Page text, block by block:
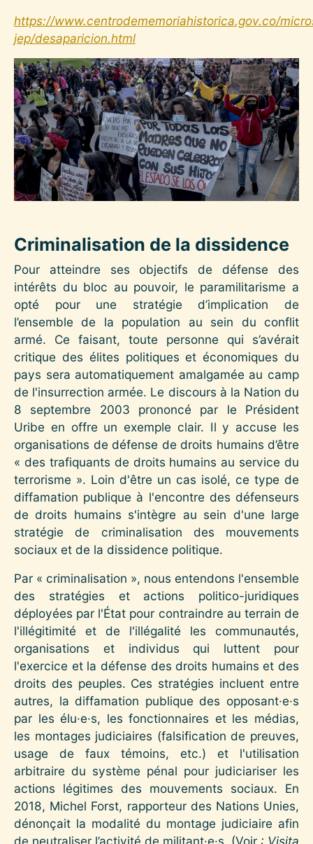
https://www.centrodememoriahistorica.gov.co/
jep/desaparicion.html
Image
Criminalisation de la dissidence
Pour atteindre ses objectifs de défense des
intérêts du bloc au pouvoir, le paramilitarisme a
opté pour une stratégie d’implication de
l’ensemble de la population au sein du conflit
armé. Ce faisant, toute personne qui s’avérait
critique des élites politiques et économiques du
pays sera automatiquement amalgamée au camp
de l'insurrection armée. Le discours à la Nation du
8 septembre 2003 prononcé par le Président
Uribe en offre un exemple clair. Il y accuse les
organisations de défense de droits humains d’être
« des trafiquants de droits humains au service du
terrorisme ». Loin d'être un cas isolé, ce type de
diffamation publique à l'encontre des défenseurs
de droits humains s'intègre au sein d'une large
stratégie de criminalisation des mouvements
sociaux et de la dissidence politique.
Par « criminalisation », nous entendons l'ensemble
des stratégies et actions politico-juridiques
déployées par l'État pour contraindre au terrain de
l'illégitimité et de l'illégalité les communautés,
organisations et individus qui luttent pour
l'exercice et la défense des droits humains et des
droits des peuples. Ces stratégies incluent entre
autres, la diffamation publique des opposant·e·s
par les élu·e·s, les fonctionnaires et les médias,
les montages judiciaires (falsification de preuves,
usage de faux témoins, etc.) et l'utilisation
arbitraire du système pénal pour judiciariser les
actions légitimes des mouvements sociaux. En
2018, Michel Forst, rapporteur des Nations Unies,
dénonçait la modalité du montage judiciaire afin
de neutraliser l’activité de militant·e·s. (Voir : Visita